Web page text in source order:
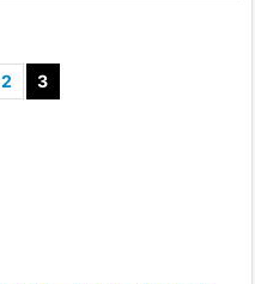
2 3